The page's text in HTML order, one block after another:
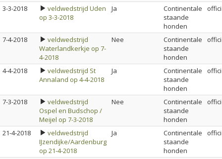
3-3-2018
veldwedstrijd Uden
op 3-3-2018
Ja
Continentale
staande
honden
7-4-2018
veldwedstrijd
Waterlandkerkje op 7-
4-2018
Nee
Continentale
staande
honden
4-4-2018
veldwedstrijd St
Annaland op 4-4-2018
Ja
Continentale
staande
honden
7-3-2018
veldwedstrijd
Ospel en Budschop /
Meijel op 7-3-2018
Nee
Continentale
staande
honden
21-4-2018
veldwedstrijd
IJzendijke/Aardenburg
op 21-4-2018
Ja
Continentale
staande
honden